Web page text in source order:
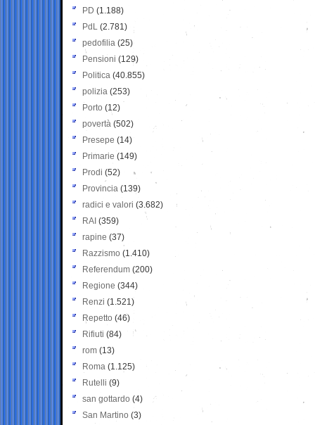
PD (1.188)
PdL (2.781)
pedofilia (25)
Pensioni (129)
Politica (40.855)
polizia (253)
Porto (12)
povertà (502)
Presepe (14)
Primarie (149)
Prodi (52)
Provincia (139)
radici e valori (3.682)
RAI (359)
rapine (37)
Razzismo (1.410)
Referendum (200)
Regione (344)
Renzi (1.521)
Repetto (46)
Rifiuti (84)
rom (13)
Roma (1.125)
Rutelli (9)
san gottardo (4)
San Martino (3)